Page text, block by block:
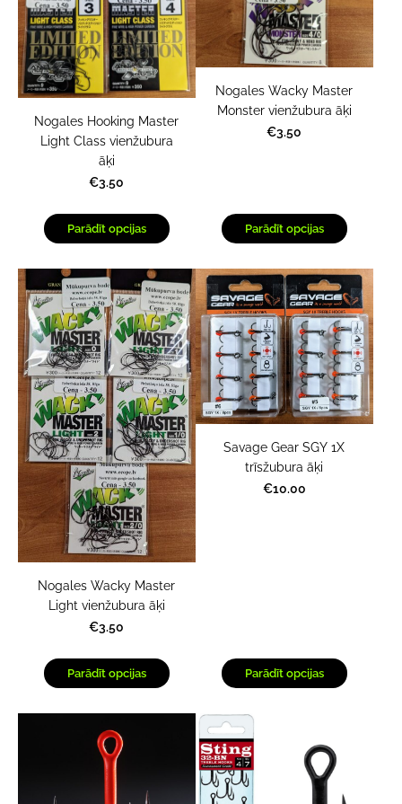
Nogales Hooking Master
Light Class vienžubura
āķi
€3.50
Parādīt opcijas
Nogales Wacky Master
Monster vienžubura āķi
€3.50
Parādīt opcijas
Nogales Wacky Master
Light vienžubura āķi
€3.50
Parādīt opcijas
Savage Gear SGY 1X
trīsžubura āķi
€10.00
Parādīt opcijas